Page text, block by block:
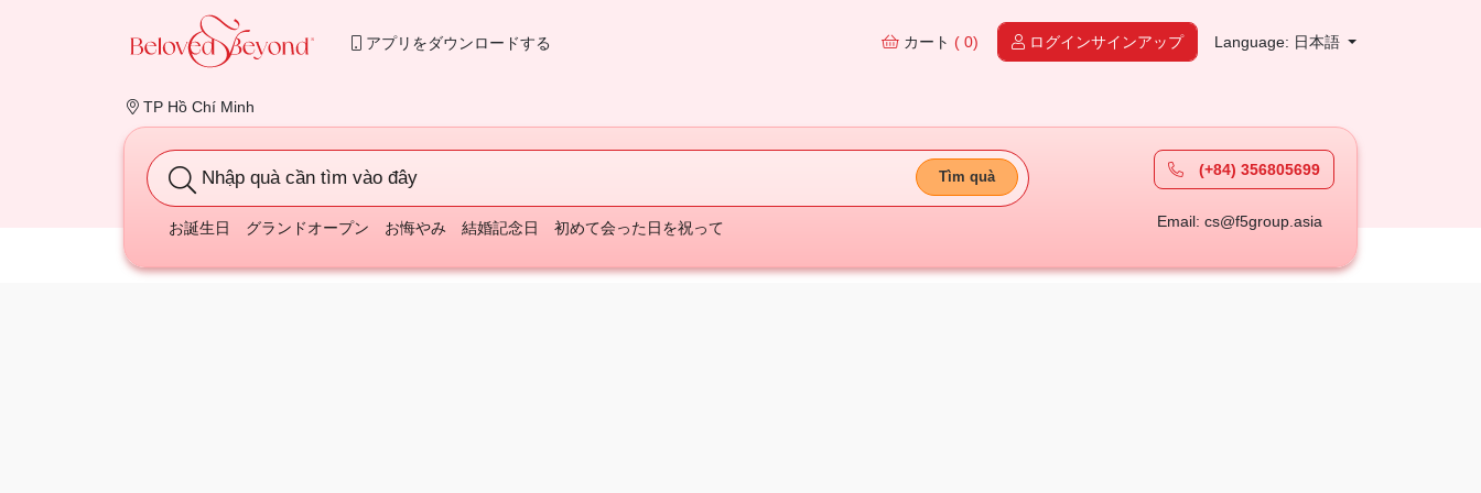
アプリをダウンロードする
TP Hồ Chí Minh
カート ( 0) ログインサインアップ Language: 日本語
Nhập quà cần tìm vào đây Tìm quà
お誕生日 グランドオープン お悔やみ 結婚記念日 初めて会った日を祝って
(+84) 356805699
Email: cs@f5group.asia